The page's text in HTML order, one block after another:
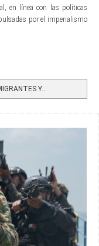
en línea con las políticas
por el imperialismo
Y...